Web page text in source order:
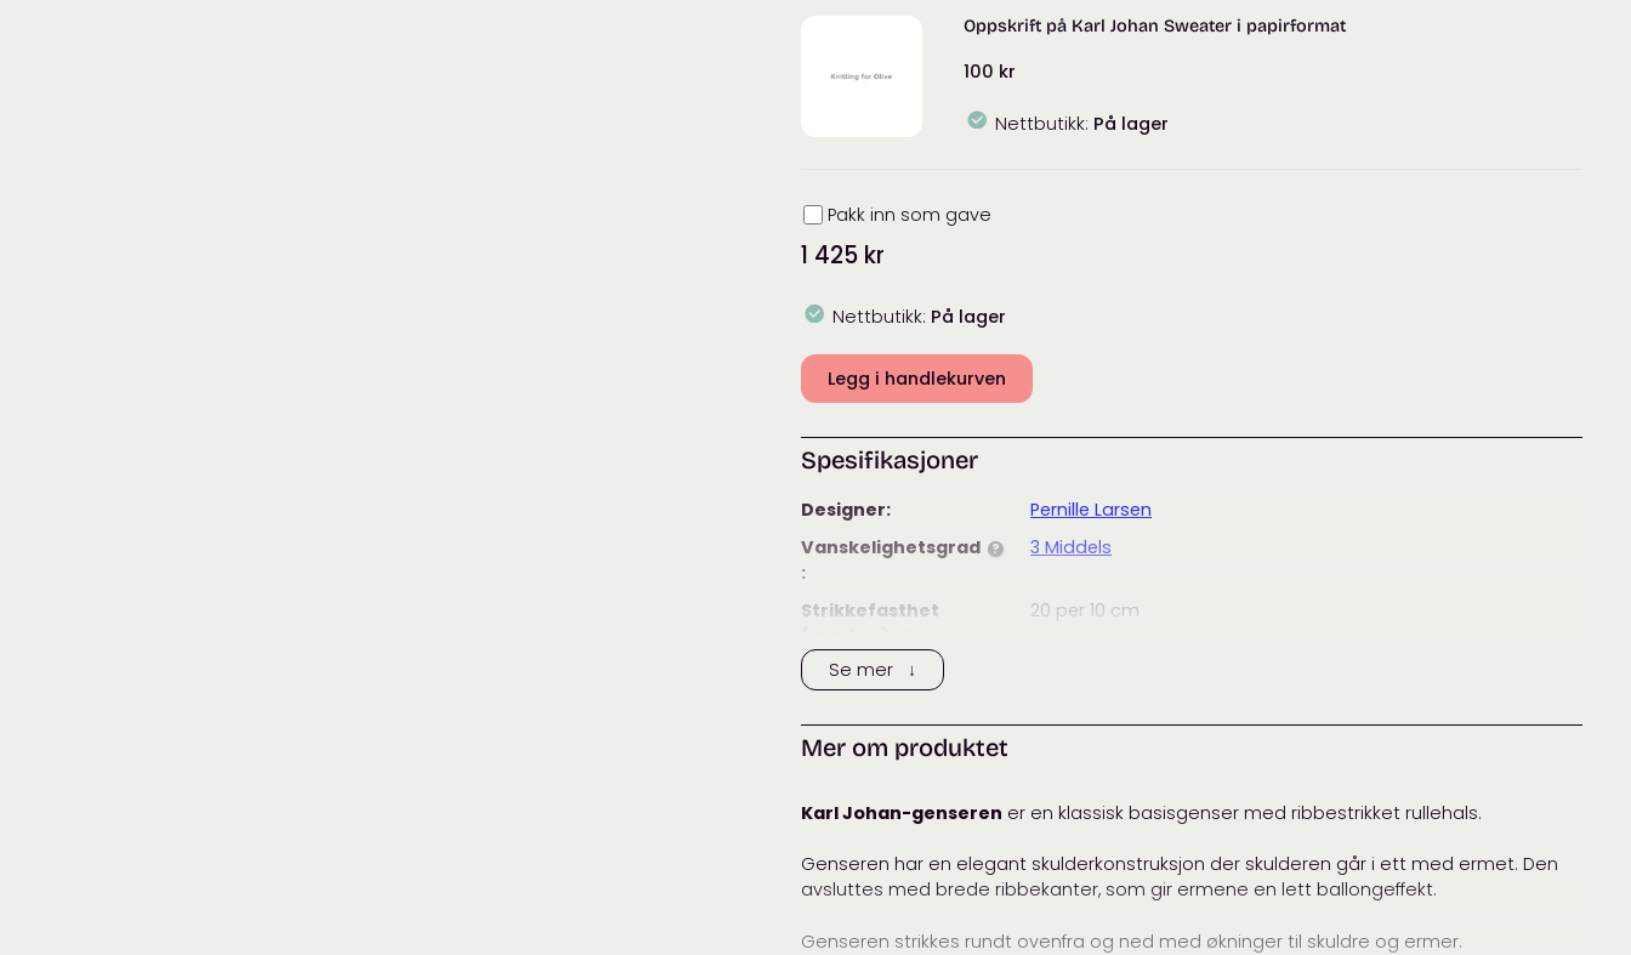
Olive
Soft
Silk
antall
Oppskrift på Karl Johan Sweater i papirformat
100 kr
Nettbutikk: På lager
Innpakning
Pakk inn som gave
1 425 kr
Nettbutikk: På lager
Legg i handlekurven
Spesifikasjoner
Designer:
Pernille Larsen
Vanskelighetsgrad ?
:
3 Middels
Strikkefasthet
20 per 10 cm
Strikkefasthet
(pinner)
:
Anbefalt
pinnestørrelse:
Merke:
Knitting for Olive
Olive
Se mer ↓
Mer om produktet
Karl Johan-genseren er en klassisk basisgenser med ribbestrikket rullehals.
Genseren har en elegant skulderkonstruksjon der skulderen går i ett med ermet. Den
avsluttes med brede ribbekanter, som gir ermene en lett ballongeffekt.
Genseren strikkes rundt ovenfra og ned med økninger til skuldre og ermer.